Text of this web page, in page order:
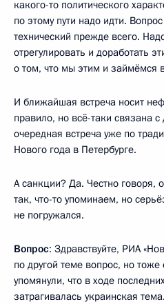
какого-то политического
по этому пути надо идти.
технический прежде всего.
отрегулировать и доработать
о том, что мы этим и
И ближайшая встреча носит
правило, но всё-таки связана
очередная встреча уже по
Нового года в Петербурге.
А санкции? Да. Честно
так, что-то упоминаем, но
не погружался.
Вопрос: Здравствуйте, РИА
по другой теме вопрос, но
упомянули, что в ходе
затрагивалась украинская тема.